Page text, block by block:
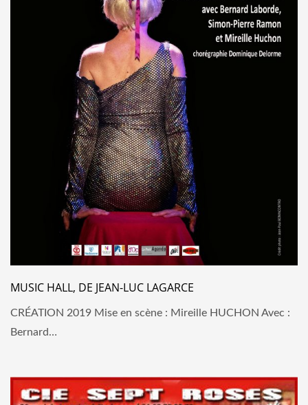
MUSIC HALL, DE JEAN-LUC LAGARCE
CRÉATION 2019 Mise en scène : Mireille HUCHON Avec :
Bernard…